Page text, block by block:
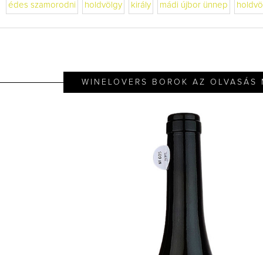
édes szamorodni holdvölgy király mádi újbor ünnep
WINELOVERS BOROK AZ OLVASÁS